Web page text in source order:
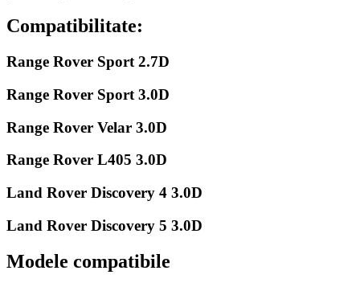
Compatibilitate:
Range Rover Sport 2.7D
Range Rover Sport 3.0D
Range Rover Velar 3.0D
Range Rover L405 3.0D
Land Rover Discovery 4 3.0D
Land Rover Discovery 5 3.0D
Modele compatibile